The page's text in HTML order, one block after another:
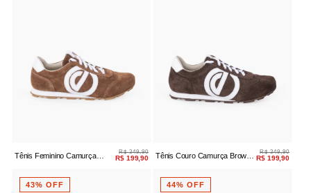
Tênis Feminino Camurça
R$ 349,90
R$ 199,90
Tênis Couro Camurça Brown
R$ 349,90
R$ 199,90
43% OFF 44% OFF